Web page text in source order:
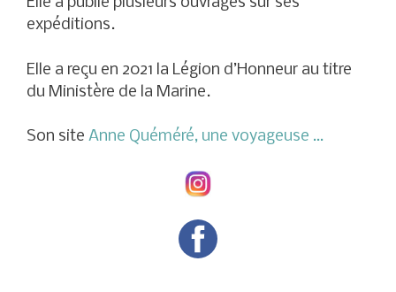
Elle a publié plusieurs ouvrages sur ses
expéditions.
Elle a reçu en 2021 la Légion d’Honneur au titre
du Ministère de la Marine.
Son site Anne Quéméré, une voyageuse …